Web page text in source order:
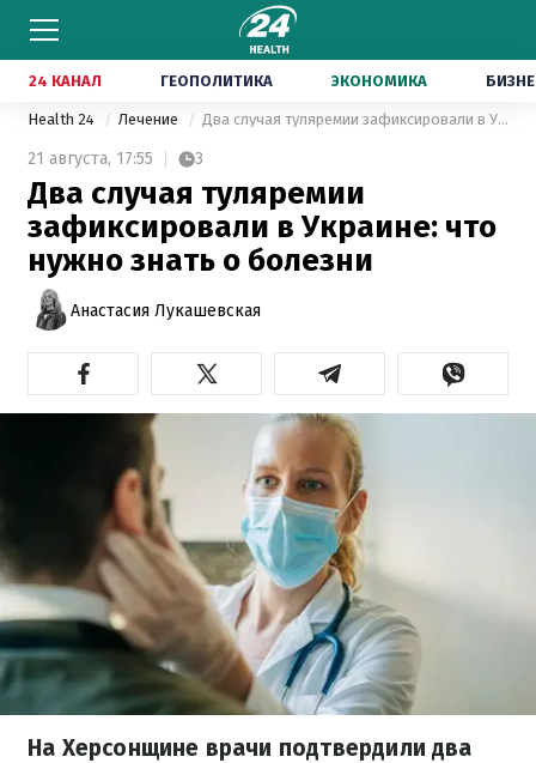
24 КАНАЛ ГЕОПОЛИТИКА ЭКОНОМИКА
Health 24 Лечение Два случая туляремии зафиксировали в Украине: что нужно знать о болезни
21 августа, 17:55 3
Два случая туляремии
зафиксировали в Украине: что
нужно знать о болезни
Анастасия Лукашевская
На Херсонщине врачи подтвердили два